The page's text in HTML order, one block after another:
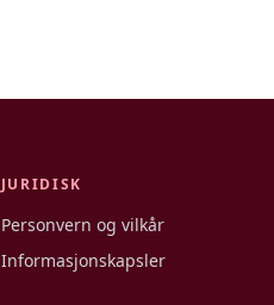
JURIDISK
Personvern og vilkår
Informasjonskapsler